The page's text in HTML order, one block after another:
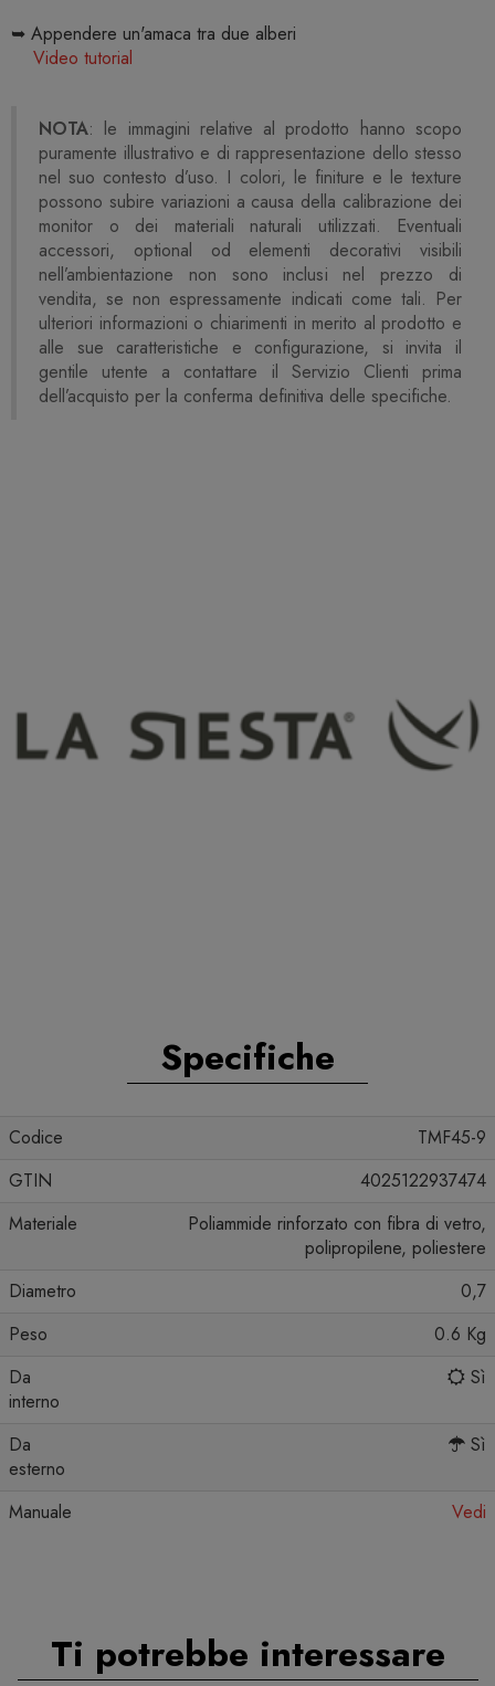
➥ Appendere un'amaca tra due alberi
Video tutorial
NOTA: le immagini relative al prodotto hanno scopo
puramente illustrativo e di rappresentazione dello stesso
nel suo contesto d’uso. I colori, le finiture e le texture
possono subire variazioni a causa della calibrazione dei
monitor o dei materiali naturali utilizzati. Eventuali
accessori, optional od elementi decorativi visibili
nell’ambientazione non sono inclusi nel prezzo di
vendita, se non espressamente indicati come tali. Per
ulteriori informazioni o chiarimenti in merito al prodotto e
alle sue caratteristiche e configurazione, si invita il
gentile utente a contattare il Servizio Clienti prima
dell’acquisto per la conferma definitiva delle specifiche.
Specifiche
Codice
TMF45-9
GTIN
4025122937474
Materiale
Poliammide rinforzato con fibra di vetro,
polipropilene, poliestere
Diametro
0,7
Peso
0.6 Kg
Da
interno
Sì
Da
esterno
Sì
Manuale Vedi
Ti potrebbe interessare